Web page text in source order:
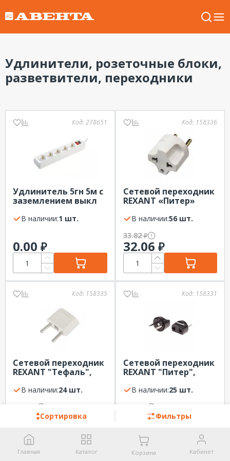
Удлинители, розеточные блоки,
разветвители, переходники
Сортировка Фильтры
Код:278651
Удлинитель 5гн 5м с
заземлением выкл
В наличии: 1 шт.
0.00 ₽
Код: 158336
Сетевой переходник
REXANT «Питер»
В наличии:
56 шт.
33.82₽
32.06 ₽
Код: 158335
Сетевой переходник
REXANT "Тефаль",
В наличии:
24 шт.
49.85₽
Код: 158331
Сетевой переходник
REXANT "Питер",
В наличии:
25 шт.
50.52₽
Главная Каталог Корзина Кабинет